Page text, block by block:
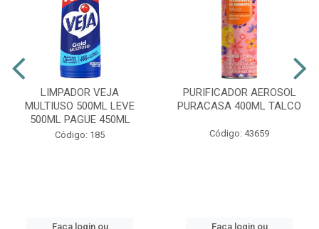
LIMPADOR VEJA
MULTIUSO 500ML LEVE
500ML PAGUE 450ML
Código: 185
Faça login ou
PURIFICADOR AEROSOL
PURACASA 400ML TALCO
Código: 43659
Faça login ou